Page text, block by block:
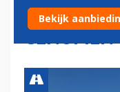
SCHIPHOL
GENOMEN
Bekijk